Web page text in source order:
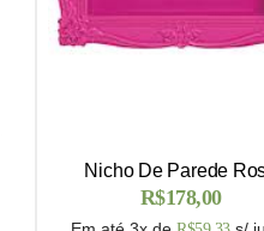
Nicho De Parede
R$178,00